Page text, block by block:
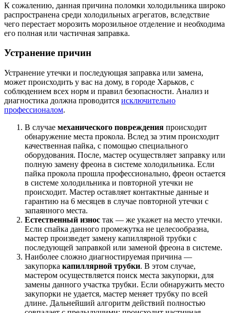
К сожалению, данная причина поломки холодильника широко
распространена среди холодильных агрегатов, вследствие
чего перестает морозить морозильное отделение и необходима
его полная или частичная заправка.
Устранение причин
Устранение утечки и последующая заправка или замена,
может происходить у вас на дому, в городе Харьков, с
соблюдением всех норм и правил безопасности. Анализ и
диагностика должна проводится исключительно
профессионалом.
В случае механического повреждения происходит
обнаружение места прокола. Вслед за этим происходит
качественная пайка, с помощью специального
оборудования. После, мастер осуществляет заправку или
полную замену фреона в системе холодильника. Если
пайка прокола прошла профессионально, фреон остается
в системе холодильника и повторной утечки не
происходит. Мастер оставляет контактные данные и
гарантию на 6 месяцев в случае повторной утечки с
запаянного места.
Естественный износ так — же укажет на место утечки.
Если спайка данного промежутка не целесообразна,
мастер произведет замену капиллярной трубки с
последующей заправкой или заменой фреона в системе.
Наиболее сложно диагностируемая причина —
закупорка капиллярной трубки. В этом случае,
мастером осуществляется поиск места закупорки, для
замены данного участка трубки. Если обнаружить место
закупорки не удается, мастер меняет трубку по всей
длине. Дальнейший алгоритм действий полностью